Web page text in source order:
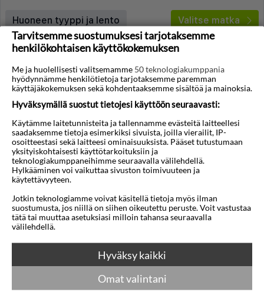
Huoneen tyyppi ja lento Valitse matka
◀︎
A'mare Hotel Zadar
Zadar,Zadar,Kroatia
Lennot:
Pori-Zadar
09:00
Paluu:
ti 29 syys 14:00
Kokonaishinta€8.198
€4.099
Tarvitsemme suostumuksesi tarjotaksemme
henkilökohtaisen käyttökokemuksen
Me ja huolellisesti valitsemamme 50 teknologiakumppania
hyödynnämme henkilötietoja tarjotaksemme paremman
käyttäjäkokemuksen sekä kohdentaaksemme sisältöä ja mainoksia.
Hyväksymällä suostut tietojesi käyttöön seuraavasti:
Käytämme laitetunnisteita ja tallennamme evästeitä laitteellesi
saadaksemme tietoja esimerkiksi sivuista, joilla vierailit, IP-
osoitteestasi sekä laitteesi ominaisuuksista. Pääset tutustumaan
yksityiskohtaisesti käyttötarkoituksiin ja
teknologiakumppaneihimme seuraavalla välilehdellä.
Hylkääminen voi vaikuttaa sivuston toimivuuteen ja
käytettävyyteen.
Jotkin teknologiamme voivat käsitellä tietoja myös ilman
suostumusta, jos niillä on siihen oikeutettu peruste. Voit vastustaa
tätä tai muuttaa asetuksiasi milloin tahansa seuraavalla
välilehdellä.
Hyväksy kaikki
Omat valintani